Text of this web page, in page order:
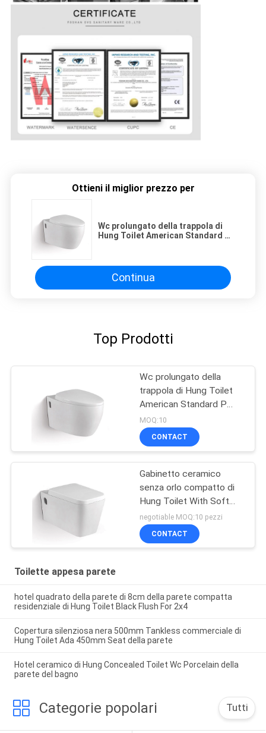
Ottieni il miglior prezzo per
Wc prolungato della trappola di
Hung Toilet American Standard P
Continua
Top Prodotti
Wc prolungato della
trappola di Hung Toilet
American Standard P
della parete di
Washdown
MOQ:10
CONTACT
Gabinetto ceramico
senza orlo compatto di
Hung Toilet With Soft
Close Seat della parete
negotiable MOQ:10 pezzi
CONTACT
Toilette appesa parete
hotel quadrato della parete di 8cm della parete compatta
residenziale di Hung Toilet Black Flush For 2x4
Copertura silenziosa nera 500mm Tankless commerciale di
Hung Toilet Ada 450mm Seat della parete
Hotel ceramico di Hung Concealed Toilet Wc Porcelain della
parete del bagno
Categorie popolari Tutti